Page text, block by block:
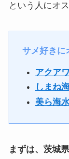
という人にオ
サメ好きに
アクア
しまね
美ら海
まずは、茨城